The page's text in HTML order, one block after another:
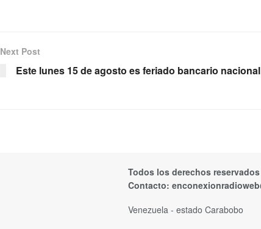
Next Post
Este lunes 15 de agosto es feriado bancario nacional
Todos los derechos reservados
Contacto:
Venezuela - estado Carabobo